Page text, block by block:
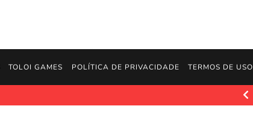
TOLOI GAMES POLÍTICA DE PRIVACIDADE TERMOS DE USO
Polygon.com. Enfiando a linha na agulha é uma habilidade…